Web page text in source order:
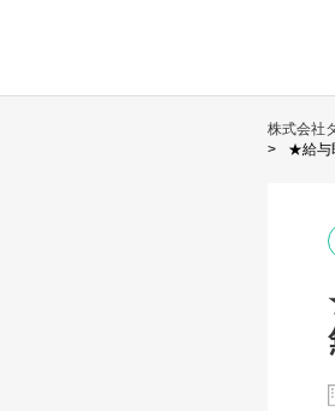
株式会社
★給与